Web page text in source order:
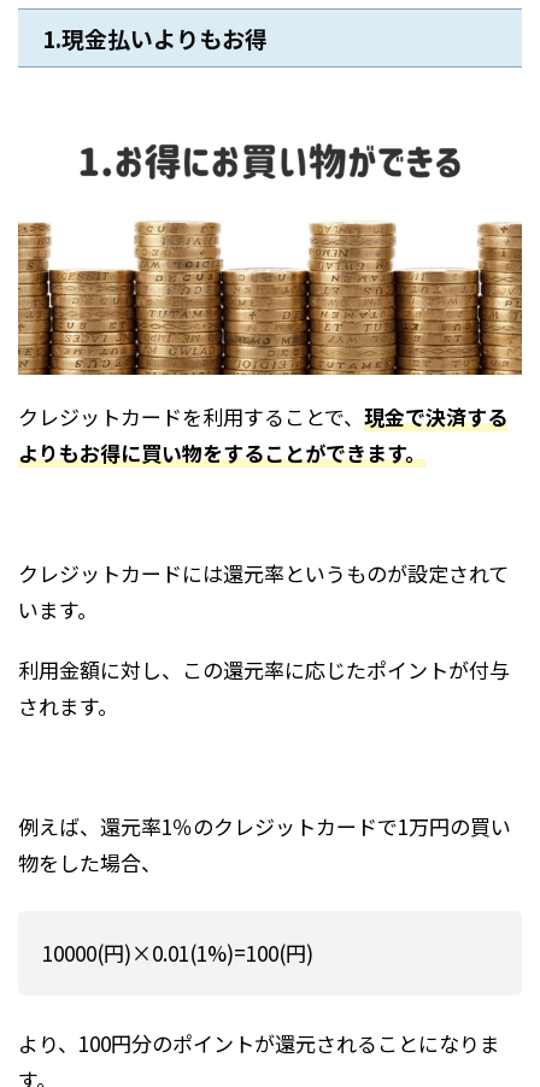
1.現金払いよりもお得
クレジットカードを利用することで、 現金で決済する
よりもお得に買い物をすることができます。
クレジットカードには還元率というものが設定されて
います。
利用金額に対し、この還元率に応じたポイントが付与
されます。
例えば、還元率1％のクレジットカードで1万円の買い
物をした場合、
10000(円)×0.01(1%)=100(円)
より、100円分のポイントが還元されることになりま
す。